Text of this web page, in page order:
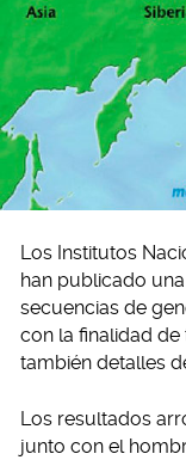
Los Institutos
han publicado
secuencias de
con la finalidad
también detalles
Los resultados
junto con el